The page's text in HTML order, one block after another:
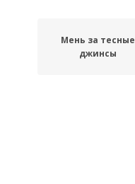
Мень за тесные
джинсы